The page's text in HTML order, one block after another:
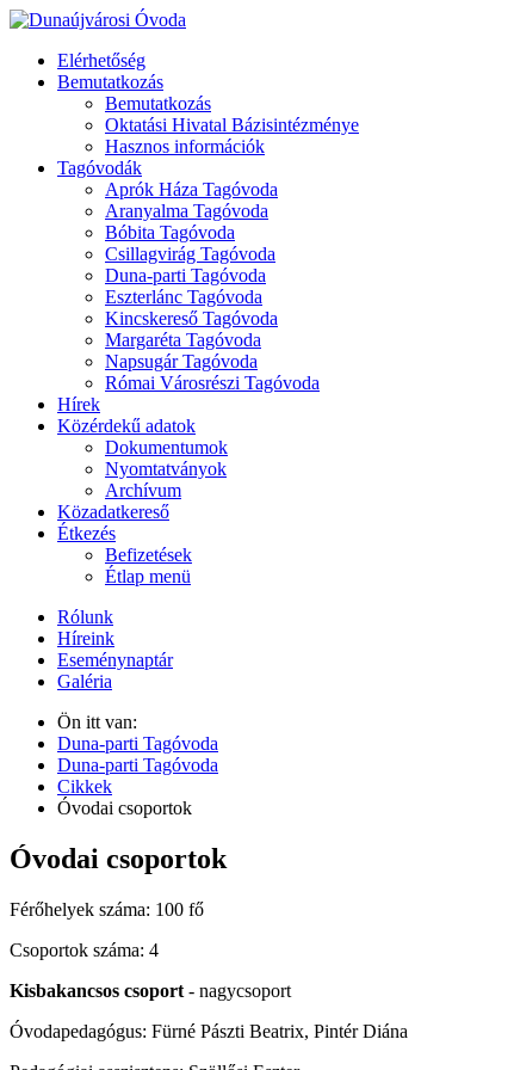
Elérhetőség
Bemutatkozás
Bemutatkozás
Oktatási Hivatal Bázisintézménye
Hasznos információk
Tagóvodák
Aprók Háza Tagóvoda
Aranyalma Tagóvoda
Bóbita Tagóvoda
Csillagvirág Tagóvoda
Duna-parti Tagóvoda
Eszterlánc Tagóvoda
Kincskereső Tagóvoda
Margaréta Tagóvoda
Napsugár Tagóvoda
Római Városrészi Tagóvoda
Hírek
Közérdekű adatok
Dokumentumok
Nyomtatványok
Archívum
Közadatkereső
Étkezés
Befizetések
Étlap menü
Rólunk
Híreink
Eseménynaptár
Galéria
Ön itt van:
Duna-parti Tagóvoda
Duna-parti Tagóvoda
Cikkek
Óvodai csoportok
Óvodai csoportok
Férőhelyek száma: 100 fő
Csoportok száma: 4
Kisbakancsos csoport - nagycsoport
Óvodapedagógus: Fürné Pászti Beatrix, Pintér Diána